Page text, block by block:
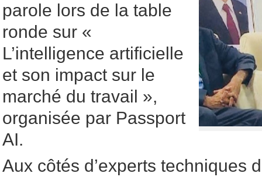
parole lors de la table
ronde sur «
L’intelligence artificielle
et son impact sur le
marché du travail »,
organisée par Passport
AI.
Aux côtés d’experts techniques